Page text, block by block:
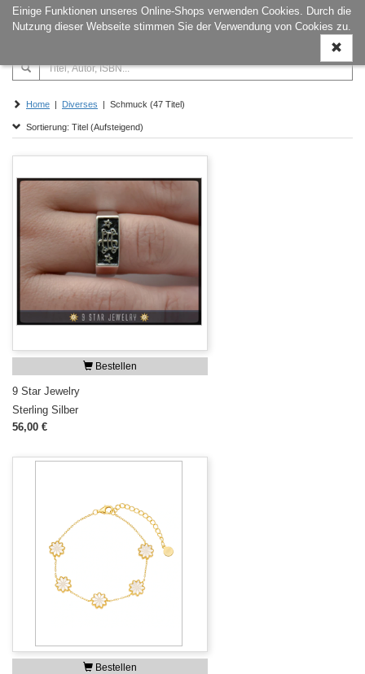
Einige Funktionen unseres Online-Shops verwenden Cookies. Durch die
Nutzung dieser Webseite stimmen Sie der Verwendung von Cookies zu.
ein-/
Home | Diverses | Schmuck (47 Titel)
Sortierung: Titel (Aufsteigend)
Bestellen
9 Star Jewelry
Sterling Silber
56,00 €
Bestellen